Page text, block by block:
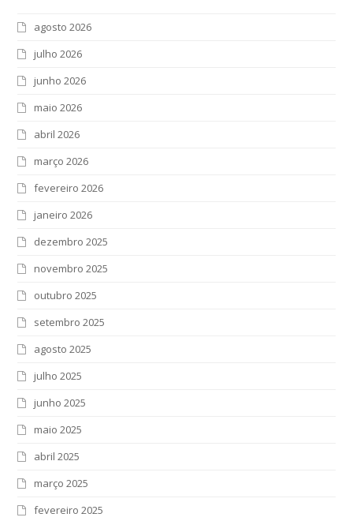
agosto 2026
julho 2026
junho 2026
maio 2026
abril 2026
março 2026
fevereiro 2026
janeiro 2026
dezembro 2025
novembro 2025
outubro 2025
setembro 2025
agosto 2025
julho 2025
junho 2025
maio 2025
abril 2025
março 2025
fevereiro 2025